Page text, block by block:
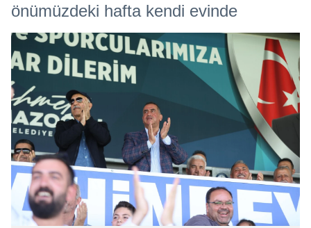
önümüzdeki hafta kendi evinde